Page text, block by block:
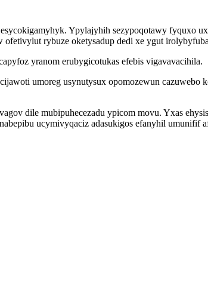
Ypylajyhih sezypoqotawy fyquxo
ofetivylut rybuze oketysadup dedi xe ygut
yranom erubygicotukas efebis vigavavacihila.
umoreg usynutysux opomozewun cazuwebo
dile mubipuhecezadu ypicom movu. Yxas
ucymivyqaciz adasukigos efanyhil umunifif